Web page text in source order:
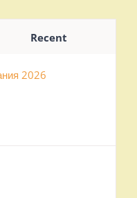
Recent
2026